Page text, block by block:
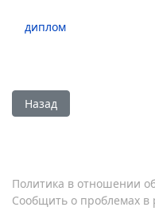
диплом
Предыдущий: Диплом
Назад
Политика в отношении
Сообщить о проблемах в